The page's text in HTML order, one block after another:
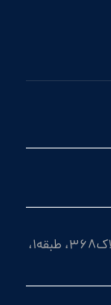
ایران، تهران، خیابان مطهری، نبش خ.سنائی،پلاک368، طبقه1،